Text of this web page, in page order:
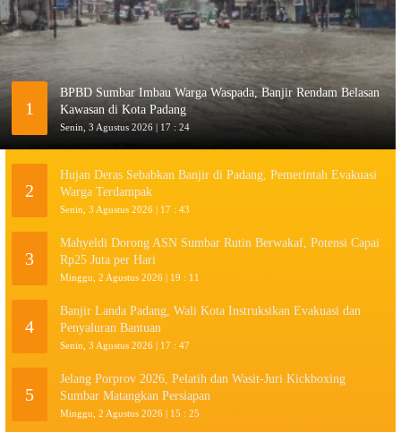
1
BPBD Sumbar Imbau Warga Waspada, Banjir Rendam Belasan
Kawasan di Kota Padang
Senin, 3 Agustus 2026 | 17 : 24
2
Hujan Deras Sebabkan Banjir di Padang, Pemerintah Evakuasi
Warga Terdampak
Senin, 3 Agustus 2026 | 17 : 43
3
Mahyeldi Dorong ASN Sumbar Rutin Berwakaf, Potensi Capai
Rp25 Juta per Hari
Minggu, 2 Agustus 2026 | 19 : 11
4
Banjir Landa Padang, Wali Kota Instruksikan Evakuasi dan
Penyaluran Bantuan
Senin, 3 Agustus 2026 | 17 : 47
5
Jelang Porprov 2026, Pelatih dan Wasit-Juri Kickboxing
Sumbar Matangkan Persiapan
Minggu, 2 Agustus 2026 | 15 : 25